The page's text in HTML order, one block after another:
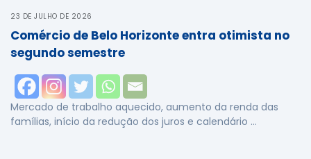
23 DE JULHO DE 2026
Comércio de Belo Horizonte entra otimista no
segundo semestre
Mercado de trabalho aquecido, aumento da renda das
famílias, início da redução dos juros e calendário …